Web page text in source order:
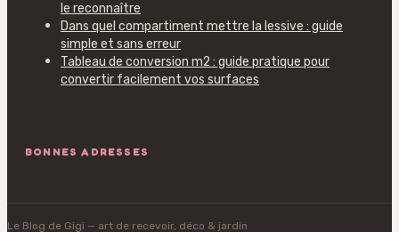
le reconnaître
Dans quel compartiment mettre la lessive : guide
simple et sans erreur
Tableau de conversion m2 : guide pratique pour
convertir facilement vos surfaces
BONNES ADRESSES
Le Blog de Gigi — art de recevoir, déco & jardin